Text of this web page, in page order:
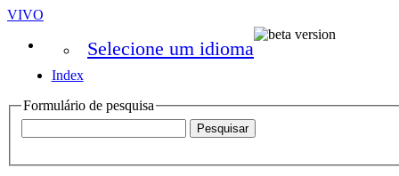
VIVO
Selecione um idioma
Index
Formulário de pesquisa